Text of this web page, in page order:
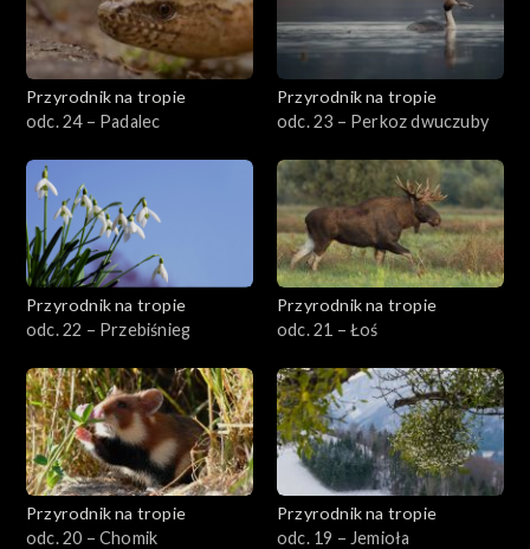
Przyrodnik na tropie
odc. 24 – Padalec
Przyrodnik na tropie
odc. 23 – Perkoz dwuczuby
Przyrodnik na tropie
odc. 22 – Przebiśnieg
Przyrodnik na tropie
odc. 21 – Łoś
Przyrodnik na tropie
odc. 20 – Chomik
Przyrodnik na tropie
odc. 19 – Jemioła